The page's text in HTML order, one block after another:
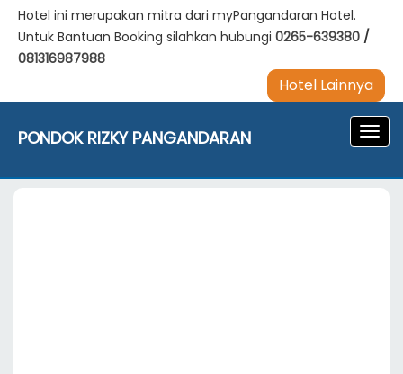
Hotel ini merupakan mitra dari myPangandaran Hotel.
Untuk Bantuan Booking silahkan hubungi 0265-639380 /
081316987988
Hotel Lainnya
PONDOK RIZKY PANGANDARAN